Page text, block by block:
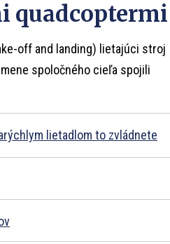
quadcoptermi
off and landing) lietajúci stroj
spoločného cieľa spojili
lietadlom to zvládnete